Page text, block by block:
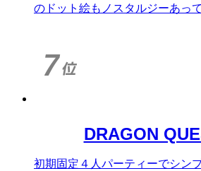
のドット絵もノスタルジーあっ
DRAGON
初期固定４人パーティーでシン